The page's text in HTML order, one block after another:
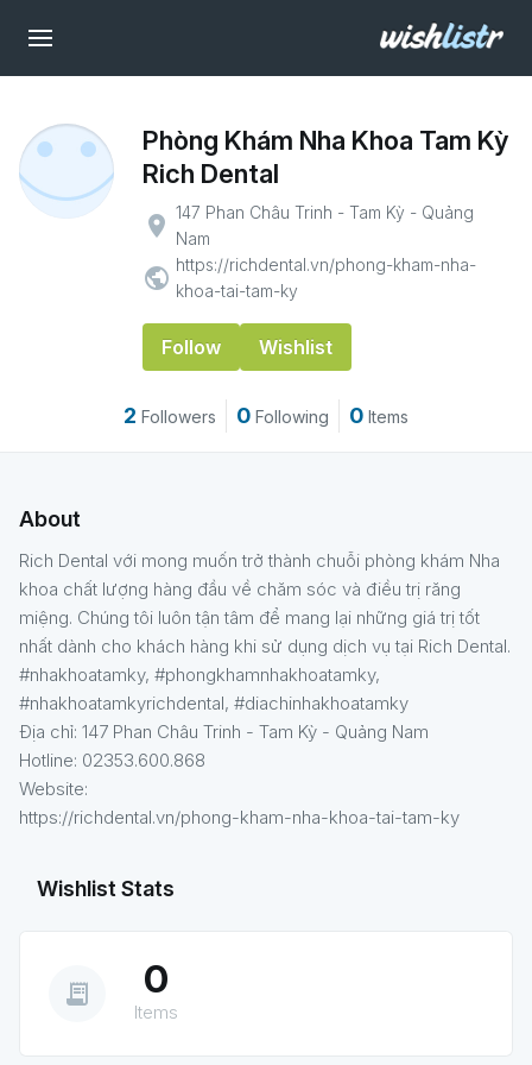
Phòng Khám Nha Khoa Tam Kỳ
Rich Dental
place 147 Phan Châu Trinh - Tam Kỳ - Quảng
Nam
public https://richdental.vn/phong-kham-nha-
khoa-tai-tam-ky
Follow Wishlist
2 Followers 0 Following 0 Items
About
Rich Dental với mong muốn trở thành chuỗi phòng khám Nha
khoa chất lượng hàng đầu về chăm sóc và điều trị răng
miệng. Chúng tôi luôn tận tâm để mang lại những giá trị tốt
nhất dành cho khách hàng khi sử dụng dịch vụ tại Rich Dental.
#nhakhoatamky, #phongkhamnhakhoatamky,
#nhakhoatamkyrichdental, #diachinhakhoatamky
Địa chỉ: 147 Phan Châu Trinh - Tam Kỳ - Quảng Nam
Hotline: 02353.600.868
Website:
https://richdental.vn/phong-kham-nha-khoa-tai-tam-ky
Wishlist Stats
receipt_long 0
Items